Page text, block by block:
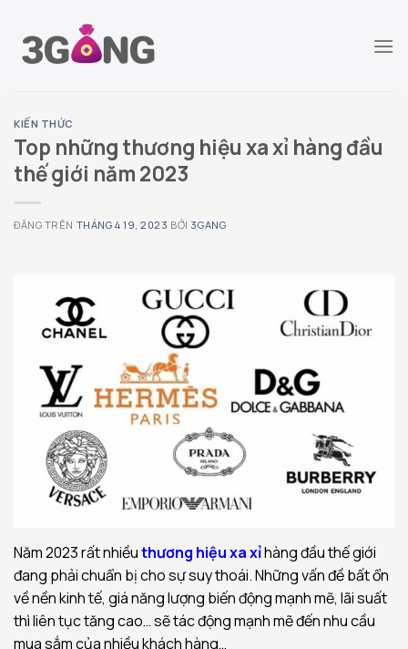
đến
KIẾN THỨC
Top những thương hiệu xa xỉ hàng đầu
thế giới năm 2023
ĐĂNG TRÊN THÁNG 4 19, 2023 BỞI 3GANG
Năm 2023 rất nhiềuthương hiệu xa xỉhàng đầu thế giới
đang phải chuẩn bị cho sự suy thoái. Những vấn đề bất ổn
về nền kinh tế, giá năng lượng biến động mạnh mẽ, lãi suất
thì liên tục tăng cao… sẽ tác động mạnh mẽ đến nhu cầu
mua sắm của nhiều khách hàng…